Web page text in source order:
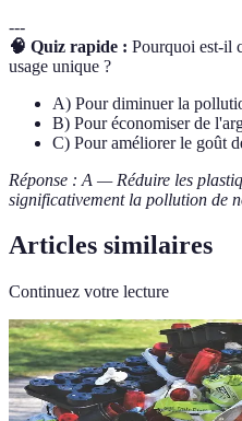
---
🧠 Quiz rapide : Pourquoi est-il
usage unique ?
A) Pour diminuer la
B) Pour économiser de
C) Pour améliorer le goût
Réponse : A — Réduire les
significativement la pollution de
Articles similaires
Continuez votre lecture